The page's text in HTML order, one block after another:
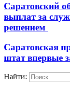
Саратовский
выплат за
решением
Саратовская
штат впервые
Найти: